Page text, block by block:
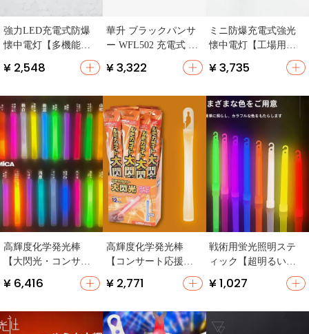
強力LED充電式防爆
懐中電灯【多機能・
明るい照明・遠距離
照射】
¥ 2,548
華升 ブラックパンサ
ー WFL502 充電式 防
爆懐中電灯【超高輝
度・証明書付き・工
ド用】
¥ 3,322
ミニ防爆充電式強光
懐中電灯【工場用・
ン】
¥ 3,735
高輝度化学発光棒
【大閃光・コンサー
¥ 6,416
高輝度化学発光棒
【コンサート応援
用・クラシックデザ
イン】
¥ 2,771
戦術用蛍光照明ステ
ィック【超明るい・
アウトドア用・緊急
救援道具】
¥ 1,027